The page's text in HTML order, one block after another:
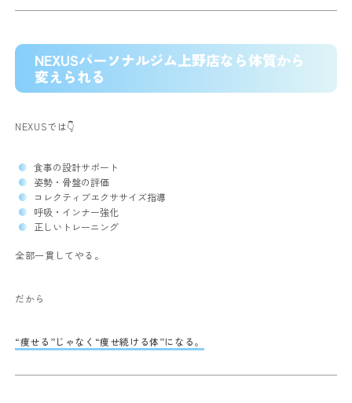
NEXUSパーソナルジム上野店なら体質から
変えられる
NEXUSでは👇
食事の設計サポート
姿勢・骨盤の評価
コレクティブエクササイズ指導
呼吸・インナー強化
正しいトレーニング
全部一貫してやる。
だから
“痩せる”じゃなく“痩せ続ける体”になる。